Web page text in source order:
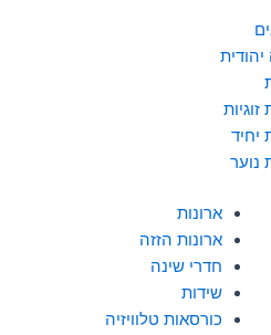
יחיד
נוער
ארונות
ארונות הזזה
חדרי שינה
שידות
כורסאות טלוויזיה